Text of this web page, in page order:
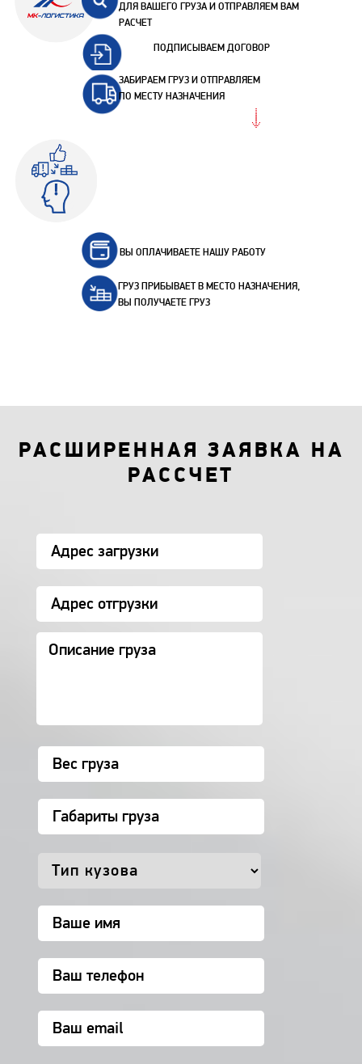
ДЛЯ ВАШЕГО ГРУЗА И ОТПРАВЛЯЕМ ВАМ
РАСЧЕТ
ПОДПИСЫВАЕМ ДОГОВОР
ЗАБИРАЕМ ГРУЗ И ОТПРАВЛЯЕМ
ПО МЕСТУ НАЗНАЧЕНИЯ
ВЫ ОПЛАЧИВАЕТЕ НАШУ РАБОТУ
ГРУЗ ПРИБЫВАЕТ В МЕСТО НАЗНАЧЕНИЯ,
ВЫ ПОЛУЧАЕТЕ ГРУЗ
РАСШИРЕННАЯ ЗАЯВКА НА
РАССЧЕТ